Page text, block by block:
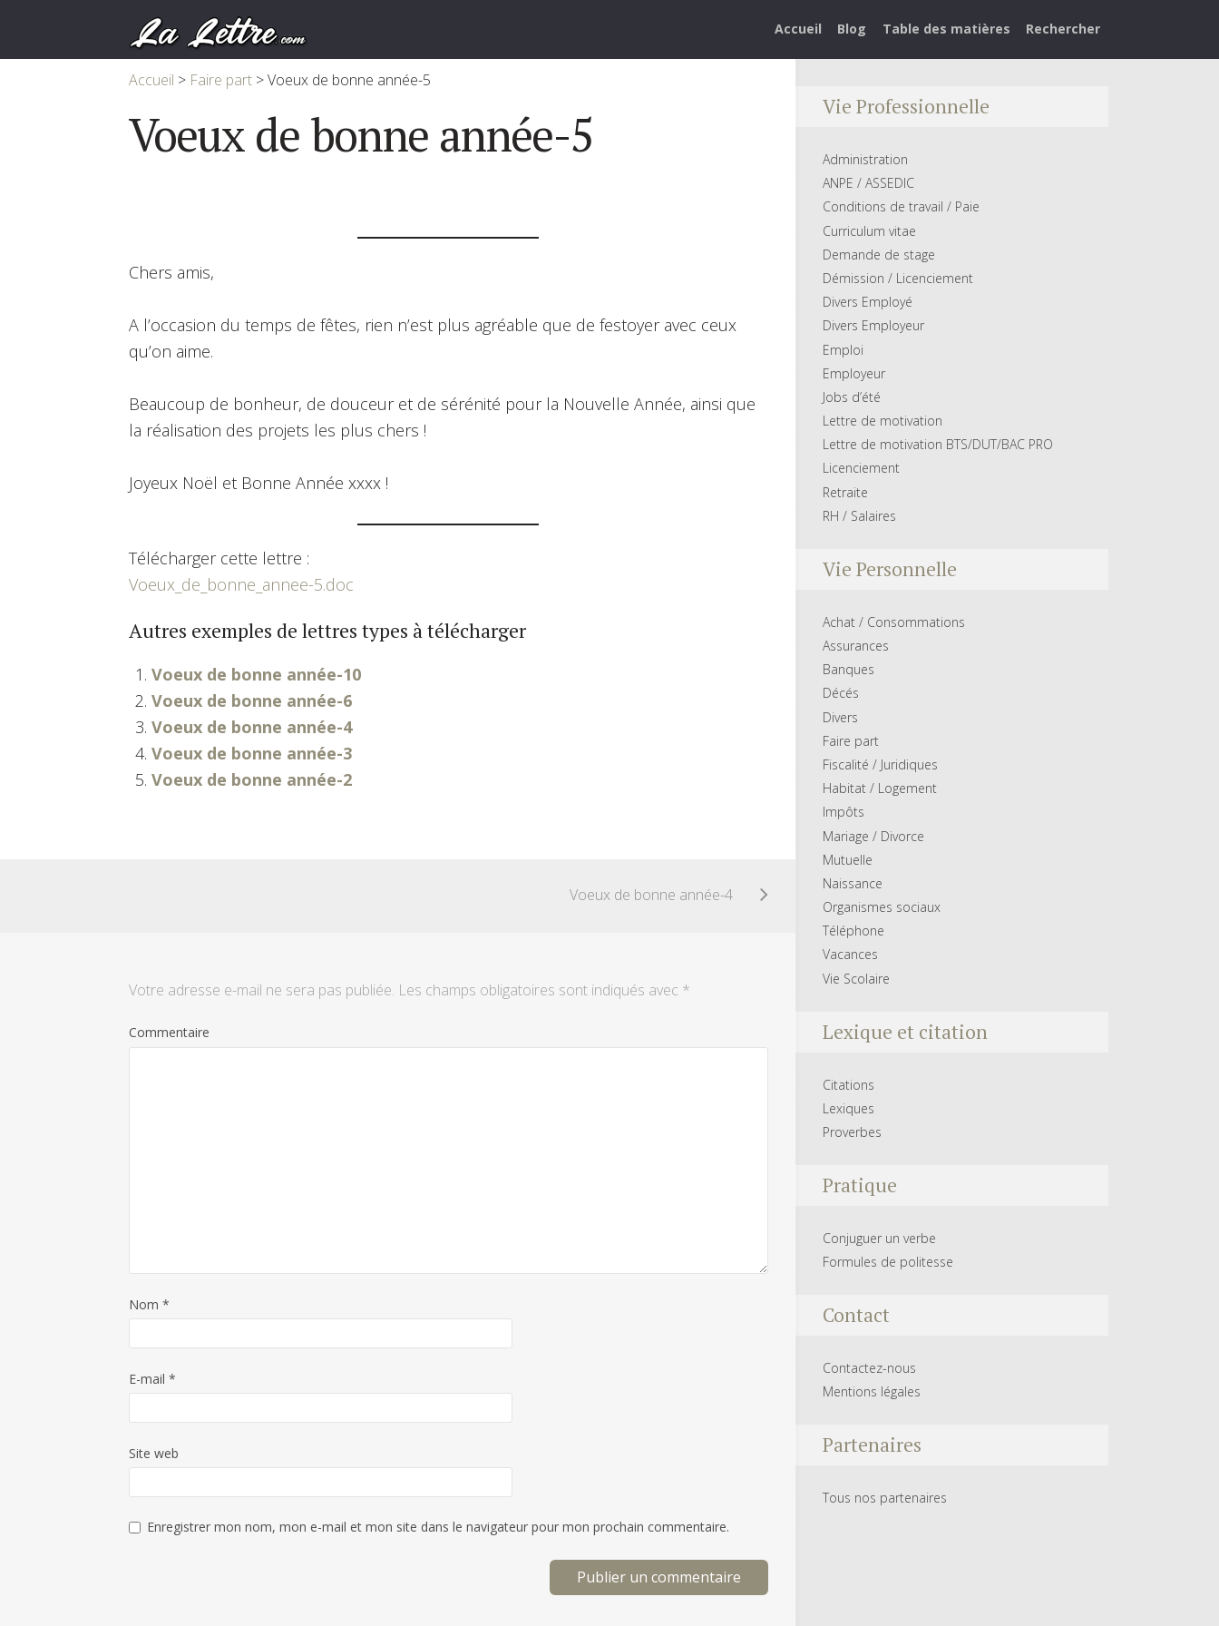
Accueil Blog Table des matières Rechercher
Accueil > Faire part >Voeux de bonne année-5
Voeux de bonne année-5
Chers amis,
A l’occasion du temps de fêtes, rien n’est plus agréable que de festoyer avec ceux
qu’on aime.
Beaucoup de bonheur, de douceur et de sérénité pour la Nouvelle Année, ainsi que
la réalisation des projets les plus chers !
Joyeux Noël et Bonne Année xxxx !
Télécharger cette lettre :
Voeux_de_bonne_annee-5.doc
Autres exemples de lettres types à télécharger
Voeux de bonne année-10
Voeux de bonne année-6
Voeux de bonne année-4
Voeux de bonne année-3
Voeux de bonne année-2
Voeux de bonne année-4
Votre adresse e-mail ne sera pas publiée. Les champs obligatoires sont indiqués avec *
Commentaire
Nom *
E-mail *
Site web
Enregistrer mon nom, mon e-mail et mon site dans le navigateur pour mon prochain commentaire.
Vie Professionnelle
Administration
ANPE / ASSEDIC
Conditions de travail / Paie
Curriculum vitae
Demande de stage
Démission / Licenciement
Divers Employé
Divers Employeur
Emploi
Employeur
Jobs d’été
Lettre de motivation
Lettre de motivation BTS/DUT/BAC PRO
Licenciement
Retraite
RH / Salaires
Vie Personnelle
Achat / Consommations
Assurances
Banques
Décés
Divers
Faire part
Fiscalité / Juridiques
Habitat / Logement
Impôts
Mariage / Divorce
Mutuelle
Naissance
Organismes sociaux
Téléphone
Vacances
Vie Scolaire
Lexique et citation
Citations
Lexiques
Proverbes
Pratique
Conjuguer un verbe
Formules de politesse
Contact
Contactez-nous
Mentions légales
Partenaires
Tous nos partenaires